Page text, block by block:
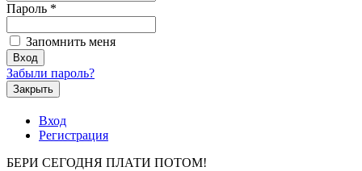
Пароль *
Запомнить меня
Забыли пароль?
Закрыть
Вход
Регистрация
БЕРИ СЕГОДНЯ ПЛАТИ ПОТОМ!